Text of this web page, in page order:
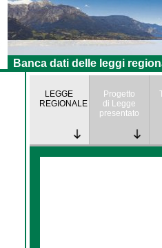
Banca dati delle leggi
LEGGE
REGIONALE
Progetto
di Legge
presentato